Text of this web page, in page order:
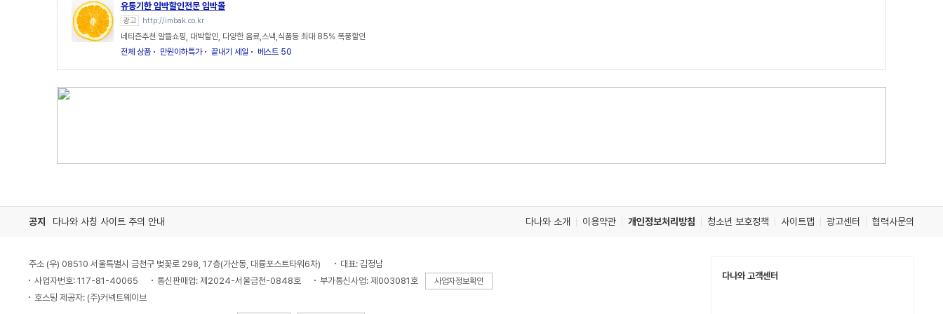
유통기한 임박할인전문 임박몰
광고 http://imbak.co.kr
네티즌추천 알뜰쇼핑, 대박할인, 다양한 음료,스낵,식품등 최대 85% 폭풍할인
전체 상품
만원이하특가 끝내기 세일 베스트 50
공지 다나와 사칭 사이트 주의 안내 다나와 소개 이용약관 개인정보처리방침 청소년 보호정책 사이트맵 광고센터 협력사문의
주소 (우) 08510 서울특별시 금천구 벚꽃로 298, 17층(가산동, 대륭포스트타워6차)
대표: 김정남
사업자번호: 117-81-40065
통신판매업: 제2024-서울금천-0848호 부가통신사업: 제003081호 사업자정보확인
호스팅 제공자: (주)커넥트웨이브
다나와 고객센터